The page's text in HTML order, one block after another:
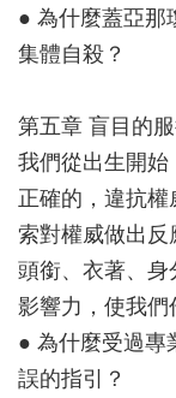
● 為什麼蓋亞那
集體自殺？
第五章 盲目的
我們從出生開始
正確的，違抗
索對權威做出反
頭銜、衣著、身
影響力，使我們
● 為什麼受過專
誤的指引？